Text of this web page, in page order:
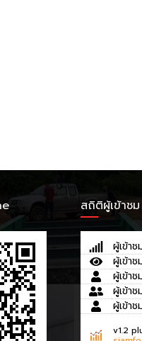
สถิติผู้เข้าชม
ผู้เข้า
ผู้เข้า
ผู้เข้า
ผู้เข้า
ผู้เข้า
v1.2